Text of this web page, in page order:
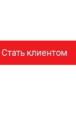
Стать клиентом